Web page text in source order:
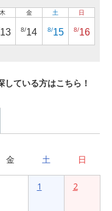
木
13
金
8/14
土
8/15
日
8/16
ている方はこちら！
金 土 日
1 2